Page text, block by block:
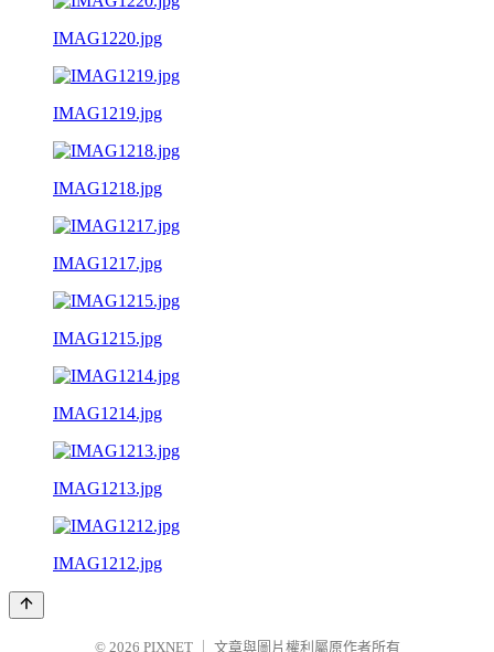
IMAG1220.jpg
IMAG1219.jpg
IMAG1218.jpg
IMAG1217.jpg
IMAG1215.jpg
IMAG1214.jpg
IMAG1213.jpg
IMAG1212.jpg
© 2026 PIXNET 文章與圖片權利屬原作者所有